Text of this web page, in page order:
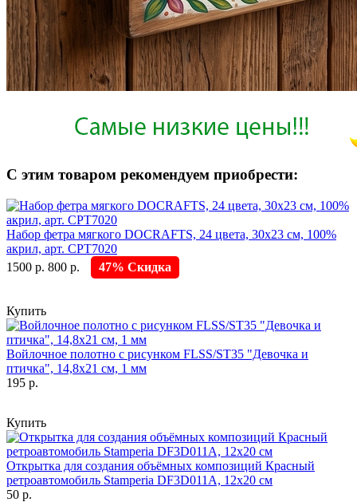
С этим товаром рекомендуем приобрести:
Набор фетра мягкого DOCRAFTS, 24 цвета, 30х23 см, 100%
акрил, арт. CPT7020
1500 р. 800 р. 47% Скидка
Купить
Войлочное полотно с рисунком FLSS/ST35 "Девочка и
птичка", 14,8х21 см, 1 мм
195 р.
Купить
Открытка для создания объёмных композиций Красный
ретроавтомобиль Stamperia DF3D011A, 12х20 см
50 р.